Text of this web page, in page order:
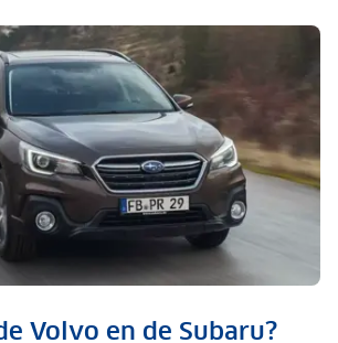
Volvo en de Subaru?